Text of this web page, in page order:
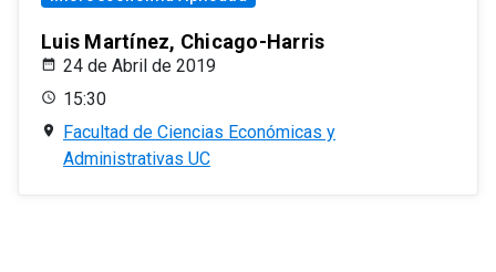
Luis Martínez, Chicago-Harris
24 de Abril de 2019
15:30
Facultad de Ciencias Económicas y
Administrativas UC